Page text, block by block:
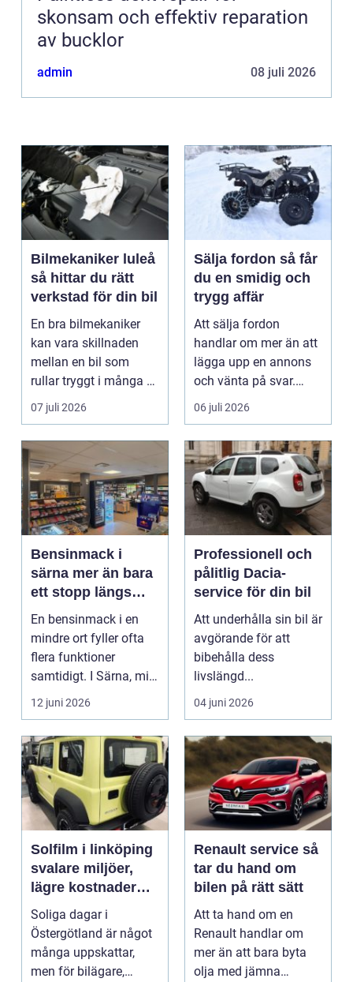
skonsam och effektiv reparation
av bucklor
admin 08 juli 2026
Bilmekaniker luleå
så hittar du rätt
verkstad för din bil
En bra bilmekaniker
kan vara skillnaden
mellan en bil som
rullar tryggt i många år
och återkommande ...
07 juli 2026
Sälja fordon så får
du en smidig och
trygg affär
Att sälja fordon
handlar om mer än att
lägga upp en annons
och vänta på svar.
Många vill få en bra
p...
06 juli 2026
Bensinmack i
särna mer än bara
ett stopp längs
vägen
En bensinmack i en
mindre ort fyller ofta
flera funktioner
samtidigt. I Särna, mitt
i norra Dalarna,...
12 juni 2026
Professionell och
pålitlig Dacia-
service för din bil
Att underhålla sin bil är
avgörande för att
bibehålla dess
livslängd...
04 juni 2026
Solfilm i linköping
svalare miljöer,
lägre kostnader
och bättre komfort
Soliga dagar i
Östergötland är något
många uppskattar,
men för bilägare,
Renault service så
tar du hand om
bilen på rätt sätt
Att ta hand om en
Renault handlar om
mer än att bara byta
olja med jämna